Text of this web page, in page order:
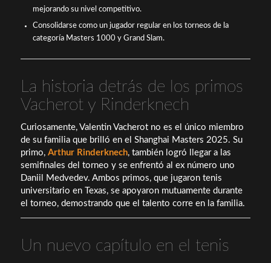
mejorando su nivel competitivo.
Consolidarse como un jugador regular en los torneos de la
categoría Masters 1000 y Grand Slam.
La historia detrás de los primos
Vacherot y Rinderknech
Curiosamente, Valentin Vacherot no es el único miembro
de su familia que brilló en el Shanghai Masters 2025. Su
primo, Arthur Rinderknech, también logró llegar a las
semifinales del torneo y se enfrentó al ex número uno
Daniil Medvedev. Ambos primos, que jugaron tenis
universitario en Texas, se apoyaron mutuamente durante
el torneo, demostrando que el talento corre en la familia.
Un nuevo capítulo en el tenis